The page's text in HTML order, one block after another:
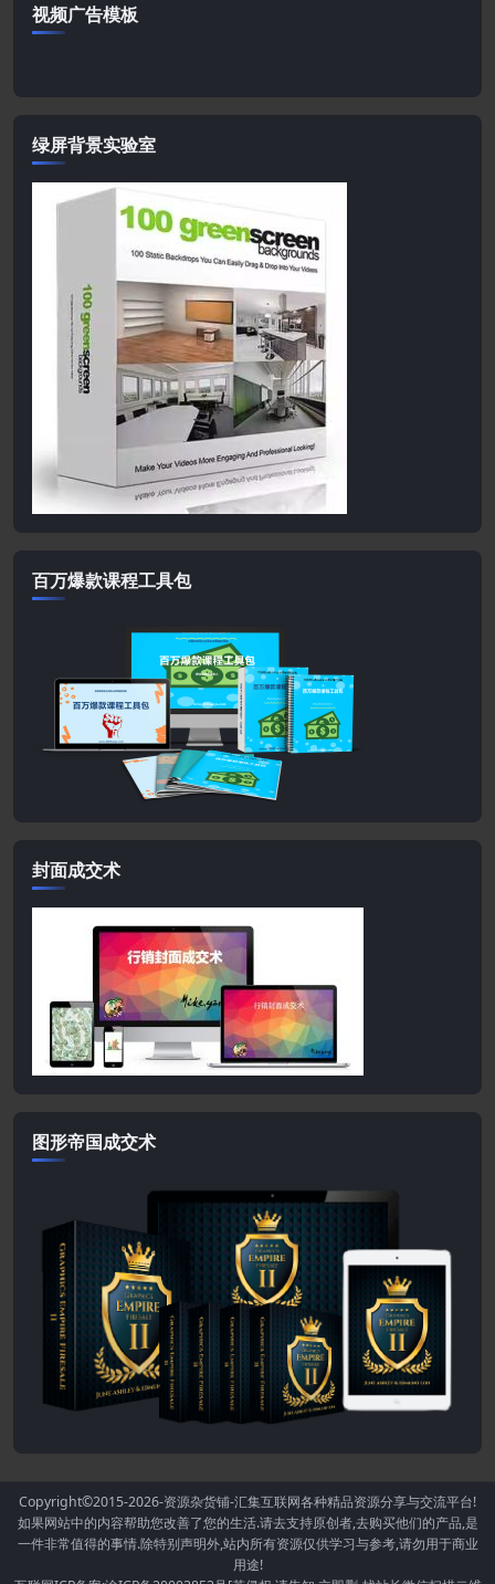
视频广告模板
绿屏背景实验室
百万爆款课程工具包
封面成交术
图形帝国成交术
Copyright©2015-2026-资源杂货铺-汇集互联网各种精品资源分享与交流平台!
如果网站中的内容帮助您改善了您的生活.请去支持原创者,去购买他们的产品,是
一件非常值得的事情.除特别声明外,站内所有资源仅供学习与参考,请勿用于商业
用途!